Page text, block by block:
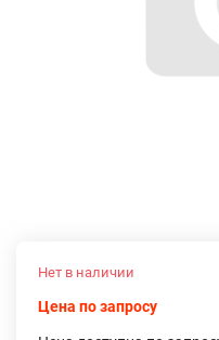
Нет в наличии
Цена по запросу